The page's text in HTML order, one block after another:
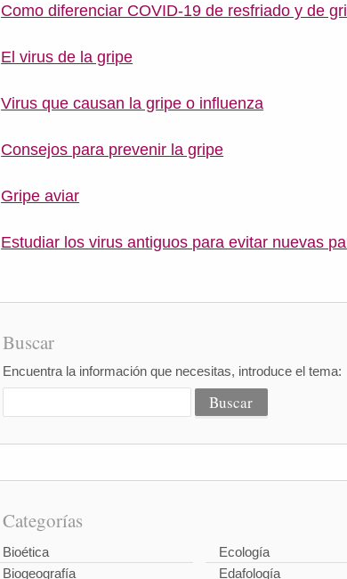
Como diferenciar COVID-19 de resfriado y de
El virus de la gripe
Virus que causan la gripe o influenza
Consejos para prevenir la gripe
Gripe aviar
Estudiar los virus antiguos para evitar nuevas
Buscar
Encuentra la información que necesitas, introduce el tema:
Categorías
Bioética
Biogeografía
Ecología
Edafología